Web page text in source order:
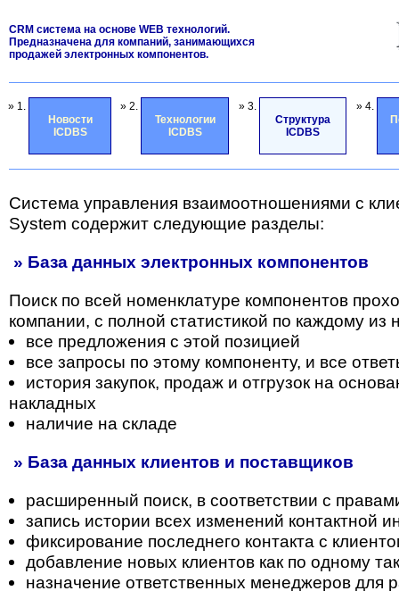
CRM система на основе WEB технологий.
Предназначена для компаний, занимающихся
продажей электронных компонентов.
» 1.
Новости
ICDBS
» 2.
Технологии
ICDBS
» 3.
Структура
ICDBS
» 4.
Система управления взаимоотношениями с
System содержит следующие разделы:
» База данных электронных компонентов
Поиск по всей номенклатуре компонентов
компании, с полной статистикой по каждому из
все предложения с этой позицией
все запросы по этому компоненту, и все
история закупок, продаж и отгрузок на
накладных
наличие на складе
» База данных клиентов и поставщиков
расширенный поиск, в соответствии с
запись истории всех изменений контактной
фиксирование последнего контакта с
добавление новых клиентов как по одному
назначение ответственных менеджеров для